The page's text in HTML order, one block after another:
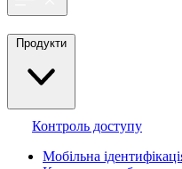
Продукти
Контроль доступу
Мобільна